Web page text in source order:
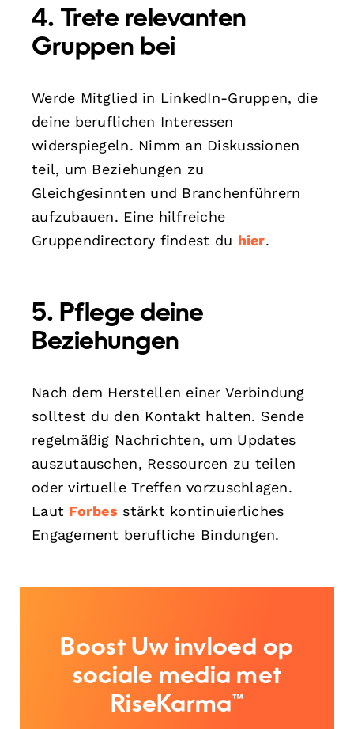
4. Trete relevanten
Gruppen bei
Werde Mitglied in LinkedIn-Gruppen, die
deine beruflichen Interessen
widerspiegeln. Nimm an Diskussionen
teil, um Beziehungen zu
Gleichgesinnten und Branchenführern
aufzubauen. Eine hilfreiche
Gruppendirectory findest du hier.
5. Pflege deine
Beziehungen
Nach dem Herstellen einer Verbindung
solltest du den Kontakt halten. Sende
regelmäßig Nachrichten, um Updates
auszutauschen, Ressourcen zu teilen
oder virtuelle Treffen vorzuschlagen.
Laut Forbes stärkt kontinuierliches
Engagement berufliche Bindungen.
Boost Uw invloed op
sociale media met
RiseKarma™